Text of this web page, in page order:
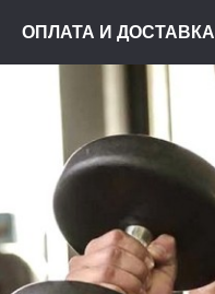
ОПЛАТА И ДОСТАВКА